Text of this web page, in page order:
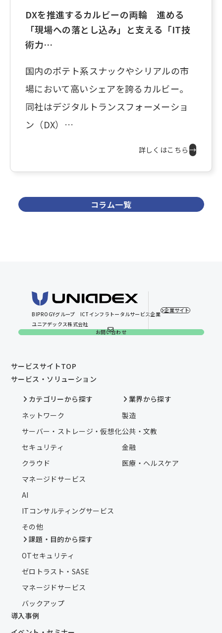
DXを推進するカルビーの両輪 進める
「現場への落とし込み」と支える「IT技
術力…
国内のポテト系スナックやシリアルの市
場において高いシェアを誇るカルビー。
同社はデジタルトランスフォーメーショ
ン（DX）…
詳しくはこちら →
コラム一覧
BIPROGYグループ ICTインフラトータルサービス企業
ユニアデックス株式会社
企業サイト
お問い合わせ
サービスサイトTOP
サービス・ソリューション
カテゴリーから探す
ネットワーク
サーバー・ストレージ・仮想化
セキュリティ
クラウド
マネージドサービス
AI
ITコンサルティングサービス
その他
業界から探す
製造
公共・文教
金融
医療・ヘルスケア
課題・目的から探す
OTセキュリティ
ゼロトラスト・SASE
マネージドサービス
バックアップ
導入事例